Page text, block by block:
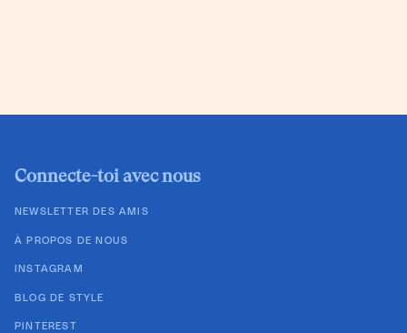
Connecte-toi avec nous
NEWSLETTER DES AMIS
À PROPOS DE NOUS
INSTAGRAM
BLOG DE STYLE
PINTEREST